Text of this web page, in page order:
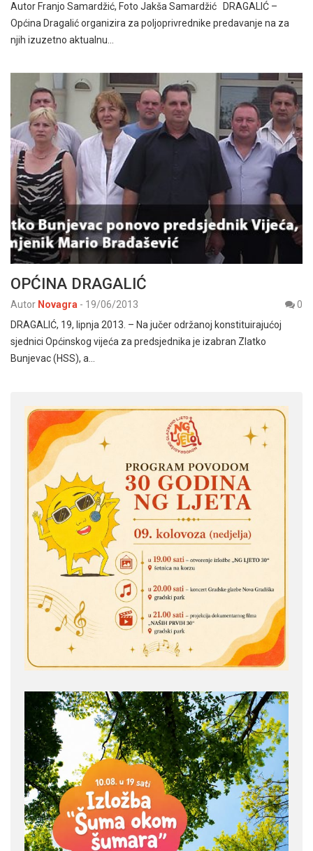
Autor Franjo Samardžić, Foto Jakša Samardžić DRAGALIĆ –
Općina Dragalić organizira za poljoprivrednike predavanje na za
njih izuzetno aktualnu…
OPĆINA DRAGALIĆ
Autor Novagra - 19/06/2013
0
DRAGALIĆ, 19, lipnja 2013. – Na jučer održanoj konstituirajućoj
sjednici Općinskog vijeća za predsjednika je izabran Zlatko
Bunjevac (HSS), a…